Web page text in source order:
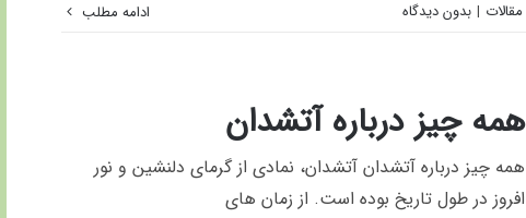
مقالات | بدون دیدگاه ادامه مطلب
همه چیز درباره آتشدان
همه چیز درباره آتشدان آتشدان، نمادی از گرمای دلنشین و نور
افروز در طول تاریخ بوده است. از زمان‌ های